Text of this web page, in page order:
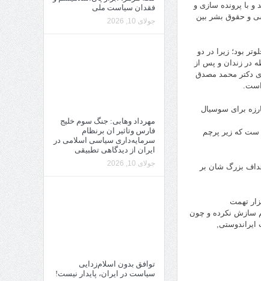
با پرونده سازی و
و حقوق بشر بین
بود؛ زیرا در دو
در زندان و پس از
دکتر محمد مصدق
است.
برای سوسیال
ست که زیر پرچم
بزرگ شان بر
تهمت
سازش نکرده و چون
فقدان سیاست ملی
جولای 10, 2026
مهرداد وهابی: جنگ سوم خلیج
فارس وتاثیر ان برنظام
سرمایه‌داری سیاسی اسلامی در
ایران از دیدگاهی تطبیقی
جولای 10, 2026
توافق بدون اسلام‌زدایی
سیاست در ایران، پایدار نیست!